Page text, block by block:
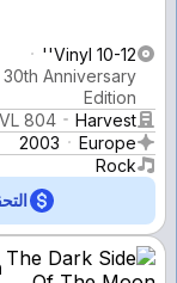
Vinyl 10-12''
Anniversary
Edition
Harvest
804
Europe
2003
Rock